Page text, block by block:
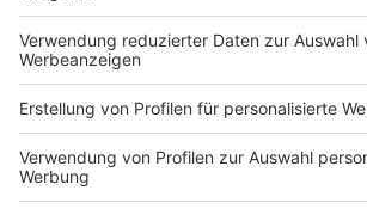
Du hast dir noch keine Artikel gemerkt
Markiere sie hierfür mit einem